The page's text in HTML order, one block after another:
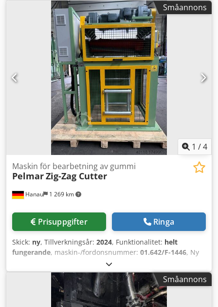
programvara på en ny tower-PC! Dsdpowmnlhofx Abvokr
Småannons
1 /4
Hanau 1 269 km
Maskin för bearbetning av gummi
PelmarZig-Zag Cutter
Prisuppgifter Ringa
Skick: ny, Tillverkningsår: 2024, Funktionalitet: helt
fungerande, maskin-/fordonsnummer: 01.642/F-1446, Ny
Zig-Zag-skärare! För att skära ett 800 mm skinn till en
oändlig remsa för extrudermatning. 12 månaders garanti.
Dodpfsuz Twqex Abvokr Beskrivning bifogas! Småannons